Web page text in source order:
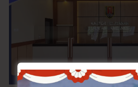
Desain
Transformasi
Anda